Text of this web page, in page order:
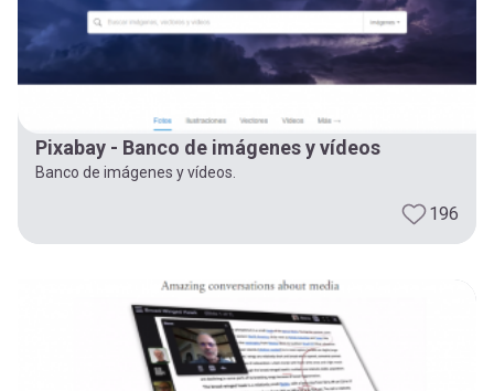
Pixabay - Banco de imágenes y vídeos
Banco de imágenes y vídeos.
196